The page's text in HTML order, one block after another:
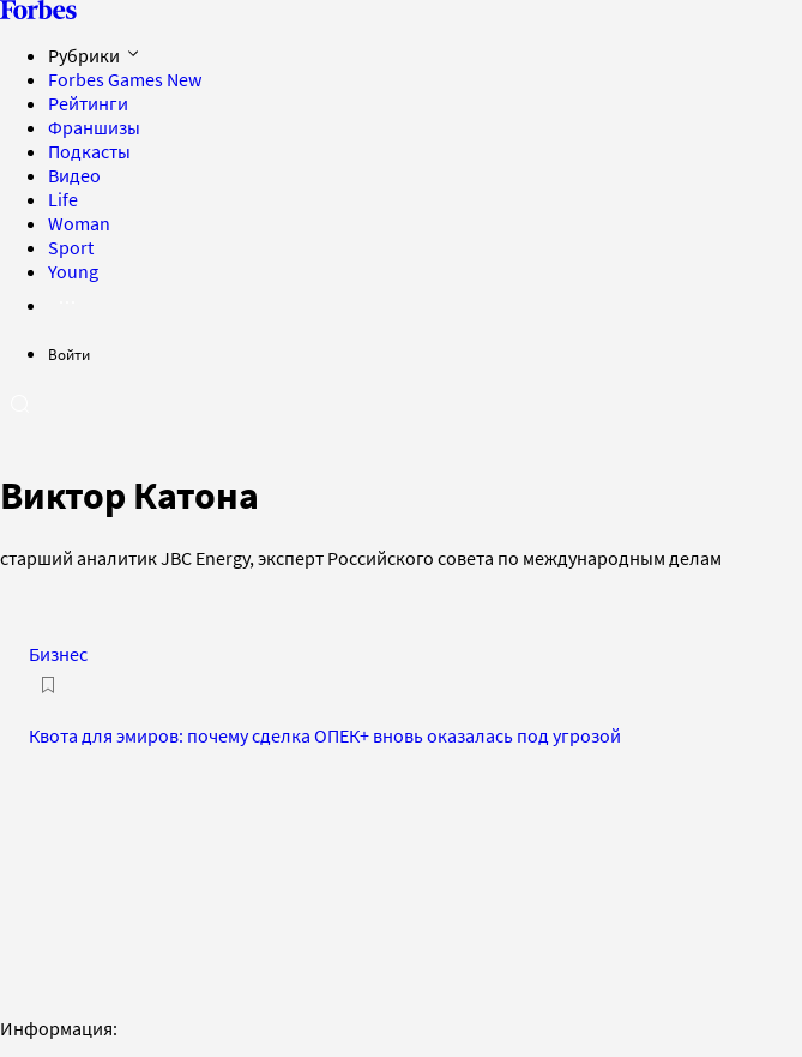
Рубрики
Forbes Games New
Рейтинги
Франшизы
Подкасты
Видео
Life
Woman
Sport
Young
Войти
Виктор Катона
старший аналитик JBC Energy, эксперт Российского совета по международным делам
Бизнес
Квота для эмиров: почему сделка ОПЕК+ вновь оказалась под угрозой
Информация: